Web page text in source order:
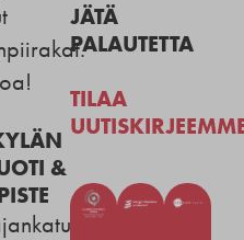
&
JÄTÄ
PALAUTETTA
TILAA